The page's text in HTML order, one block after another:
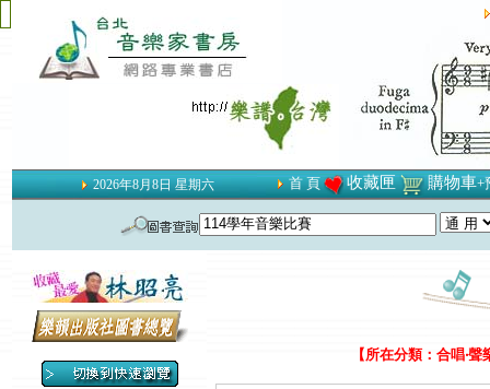
2026年8月8日 星期六 首 頁 收藏匣 購物車+
【所在分類：合唱‧